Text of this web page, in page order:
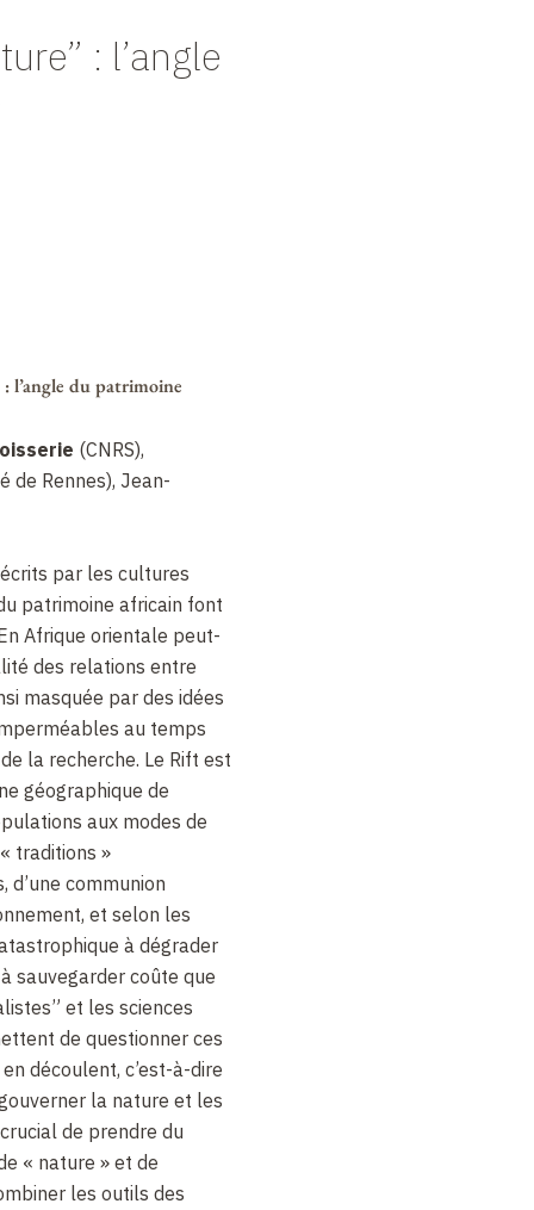
: l’angle
l’angle du patrimoine
(CNRS),
de Rennes), Jean-
par les cultures
patrimoine africain font
Afrique orientale peut-
des relations entre
masquée par des idées
au temps
la recherche. Le Rift est
géographique de
aux modes de
traditions »
communion
et selon les
à dégrader
sauvegarder coûte que
et les sciences
de questionner ces
découlent, c’est-à-dire
la nature et les
de prendre du
« nature » et de
les outils des